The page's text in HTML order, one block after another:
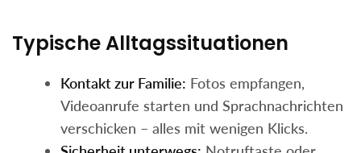
Typische Alltagssituationen
Kontakt zur Familie: Fotos empfangen,
Videoanrufe starten und Sprachnachrichten
verschicken – alles mit wenigen Klicks.